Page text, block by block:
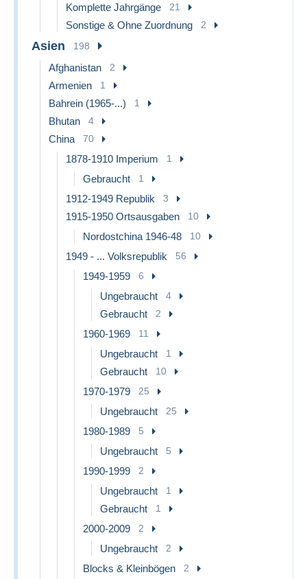
Komplette Jahrgänge 21
Sonstige & Ohne Zuordnung 2
Asien 198
Afghanistan 2
Armenien 1
Bahrein (1965-...) 1
Bhutan 4
China 70
1878-1910 Imperium 1
Gebraucht 1
1912-1949 Republik 3
1915-1950 Ortsausgaben 10
Nordostchina 1946-48 10
1949 - ... Volksrepublik 56
1949-1959 6
Ungebraucht 4
Gebraucht 2
1960-1969 11
Ungebraucht 1
Gebraucht 10
1970-1979 25
Ungebraucht 25
1980-1989 5
Ungebraucht 5
1990-1999 2
Ungebraucht 1
Gebraucht 1
2000-2009 2
Ungebraucht 2
Blocks & Kleinbögen 2